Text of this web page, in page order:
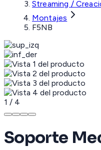
Streaming /
Montajes
F5NB
1 / 4
Soporte